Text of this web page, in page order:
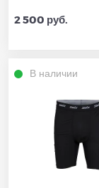
2 500 руб.
В наличии